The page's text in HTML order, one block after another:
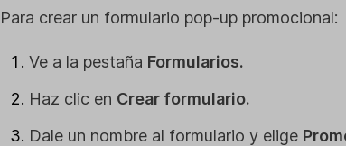
Para crear un formulario pop-up promocional:
Ve a la pestaña Formularios.
Haz clic en Crear formulario.
Dale un nombre al formulario y elige